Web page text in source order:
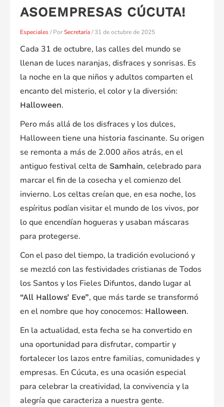
ASOEMPRESAS CÚCUTA!
Especiales/ PorSecretaría/31 de octubre de 2025
Cada 31 de octubre, las calles del mundo se
llenan de luces naranjas, disfraces y sonrisas. Es
la noche en la que niños y adultos comparten el
encanto del misterio, el color y la diversión:
Halloween.
Pero más allá de los disfraces y los dulces,
Halloween tiene una historia fascinante. Su origen
se remonta a más de 2.000 años atrás, en el
antiguo festival celta de Samhain, celebrado para
marcar el fin de la cosecha y el comienzo del
invierno. Los celtas creían que, en esa noche, los
espíritus podían visitar el mundo de los vivos, por
lo que encendían hogueras y usaban máscaras
para protegerse.
Con el paso del tiempo, la tradición evolucionó y
se mezcló con las festividades cristianas de Todos
los Santos y los Fieles Difuntos, dando lugar al
“All Hallows’ Eve”, que más tarde se transformó
en el nombre que hoy conocemos: Halloween.
En la actualidad, esta fecha se ha convertido en
una oportunidad para disfrutar, compartir y
fortalecer los lazos entre familias, comunidades y
empresas. En Cúcuta, es una ocasión especial
para celebrar la creatividad, la convivencia y la
alegría que caracteriza a nuestra gente.